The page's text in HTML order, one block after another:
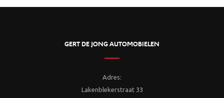
GERT DE JONG AUTOMOBIELEN
Adres:
Lakenblekerstraat 33